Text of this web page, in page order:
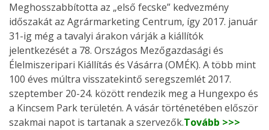
Meghosszabbította az „első fecske” kedvezmény
időszakát az Agrármarketing Centrum, így 2017. január
31-ig még a tavalyi árakon várják a kiállítók
jelentkezését a 78. Országos Mezőgazdasági és
Élelmiszeripari Kiállítás és Vásárra (OMÉK). A több mint
100 éves múltra visszatekintő seregszemlét 2017.
szeptember 20-24. között rendezik meg a Hungexpo és
a Kincsem Park területén. A vásár történetében először
szakmai napot is tartanak a szervezők.Tovább >>>